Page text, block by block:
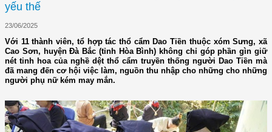
yếu thế
23/06/2025
Với 11 thành viên, tổ hợp tác thổ cẩm Dao Tiền thuộc xóm Sưng, xã
Cao Sơn, huyện Đà Bắc (tỉnh Hòa Bình) không chỉ góp phần gìn giữ
nét tinh hoa của nghề dệt thổ cẩm truyền thống người Dao Tiền mà
đã mang đến cơ hội việc làm, nguồn thu nhập cho những cho những
người phụ nữ kém may mắn.